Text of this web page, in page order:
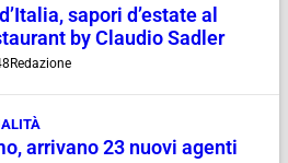
sapori d’estate al
by Claudio Sadler
Redazione
arrivano 23 nuovi agenti